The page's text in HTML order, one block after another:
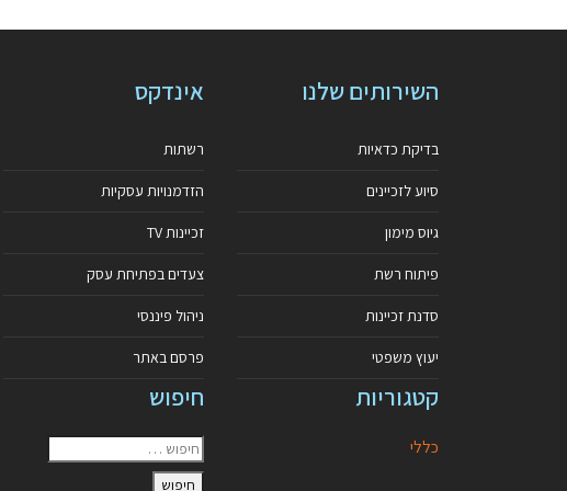
השירותים שלנו
בדיקת כדאיות
סיוע לזכיינים
גיוס מימון
פיתוח רשת
סדנת זכיינות
יעוץ משפטי
אינדקס
רשתות
הזדמנויות עסקיות
זכיינות TV
צעדים בפתיחת עסק
ניהול פיננסי
פרסם באתר
קטגוריות
כללי
חיפוש